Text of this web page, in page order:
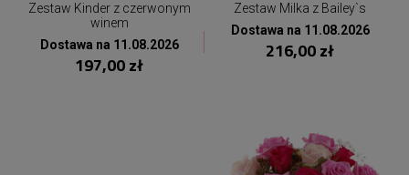
Zestaw Kinder z czerwonym
winem
Dostawa na 11.08.2026
197,00 zł
Zestaw Milka z Bailey`s
Dostawa na 11.08.2026
216,00 zł